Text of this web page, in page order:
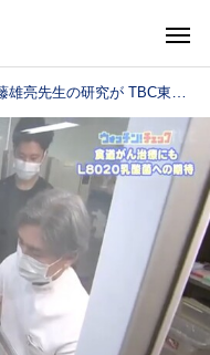
東北放送『ひるまでウォッチン』で紹介されました。